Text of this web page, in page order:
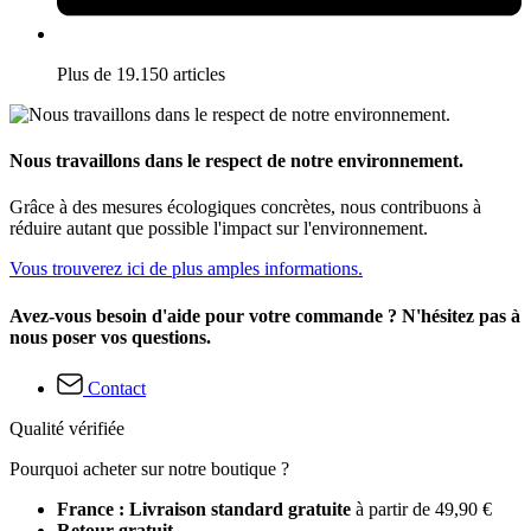
Plus de 19.150 articles
Nous travaillons dans le respect de notre environnement.
Grâce à des mesures écologiques concrètes, nous contribuons à
réduire autant que possible l'impact sur l'environnement.
Vous trouverez ici de plus amples informations.
Avez-vous besoin d'aide pour votre commande ? N'hésitez pas à
nous poser vos questions.
Contact
Qualité vérifiée
Pourquoi acheter sur notre boutique ?
France : Livraison standard gratuite à partir de 49,90 €